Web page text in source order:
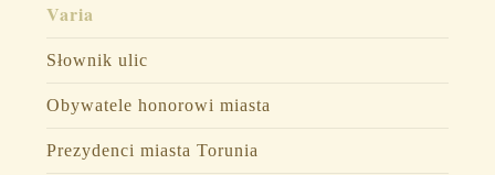
Varia
Słownik ulic
Obywatele honorowi miasta
Prezydenci miasta Torunia